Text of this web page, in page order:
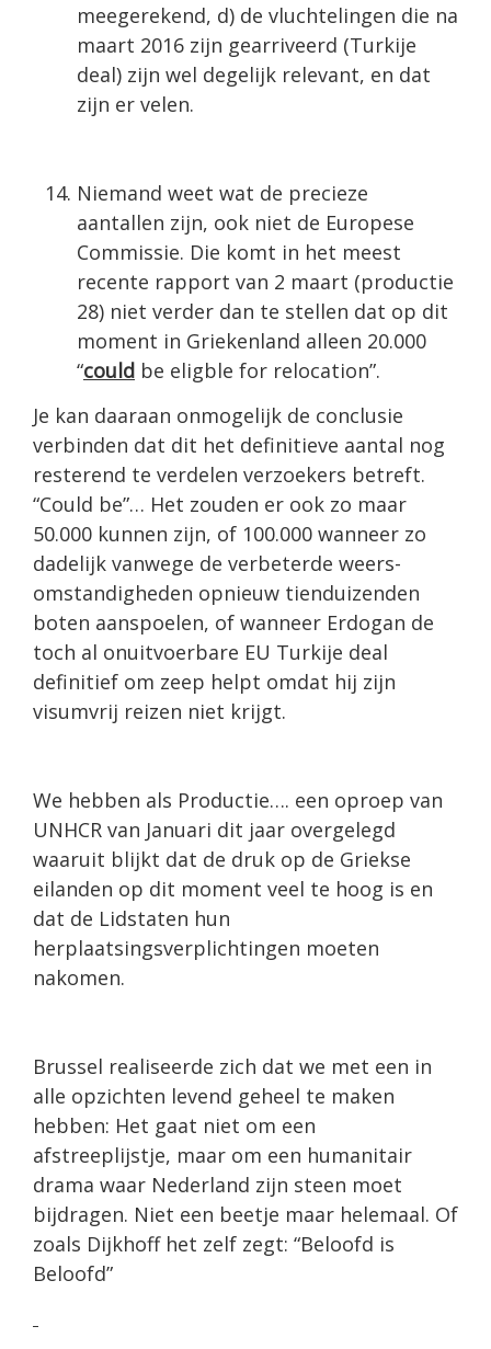
meegerekend, d) de vluchtelingen die na
maart 2016 zijn gearriveerd (Turkije
deal) zijn wel degelijk relevant, en dat
zijn er velen.
Niemand weet wat de precieze
aantallen zijn, ook niet de Europese
Commissie. Die komt in het meest
recente rapport van 2 maart (productie
28) niet verder dan te stellen dat op dit
moment in Griekenland alleen 20.000
“could be eligble for relocation”.
Je kan daaraan onmogelijk de conclusie
verbinden dat dit het definitieve aantal nog
resterend te verdelen verzoekers betreft.
“Could be”… Het zouden er ook zo maar
50.000 kunnen zijn, of 100.000 wanneer zo
dadelijk vanwege de verbeterde weers­
omstandigheden opnieuw tienduizenden
boten aanspoelen, of wanneer Erdogan de
toch al onuitvoerbare EU Turkije deal
definitief om zeep helpt omdat hij zijn
visumvrij reizen niet krijgt.
We hebben als Productie…. een oproep van
UNHCR van Januari dit jaar overgelegd
waaruit blijkt dat de druk op de Griekse
eilanden op dit moment veel te hoog is en
dat de Lidstaten hun
herplaatsingsverplichtingen moeten
nakomen.
Brussel realiseerde zich dat we met een in
alle opzichten levend geheel te maken
hebben: Het gaat niet om een
afstreeplijstje, maar om een humanitair
drama waar Nederland zijn steen moet
bijdragen. Niet een beetje maar helemaal. Of
zoals Dijkhoff het zelf zegt: “Beloofd is
Beloofd”